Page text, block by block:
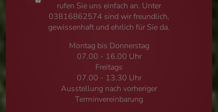
rufen Sie uns einfach an. Unter
03816862574 sind wir freundlich,
gewissenhaft und ehrlich für Sie da.
Montag bis Donnerstag
07.00 - 16.00 Uhr
Freitags
07.00 - 13.30 Uhr
Ausstellung nach vorheriger
Terminvereinbarung